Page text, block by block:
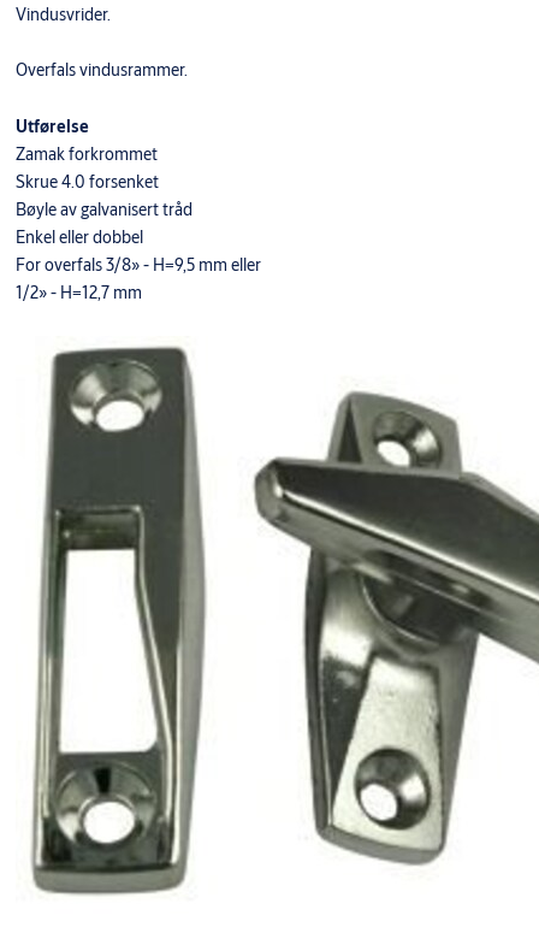
Vindusvrider.
Overfals vindusrammer.
Utførelse
Zamak forkrommet
Skrue 4.0 forsenket
Bøyle av galvanisert tråd
Enkel eller dobbel
For overfals 3/8» - H=9,5 mm eller
1/2» - H=12,7 mm